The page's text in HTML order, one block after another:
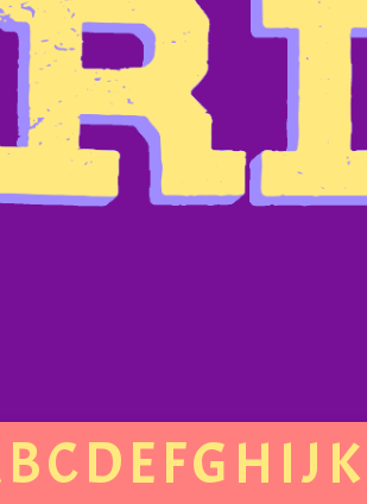
BCDEFGH IJ K